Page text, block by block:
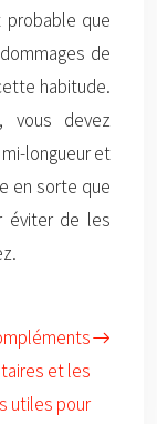
que
de
habitude.
vous devez
longueur et
en sorte que
éviter de les
et les
utiles pour